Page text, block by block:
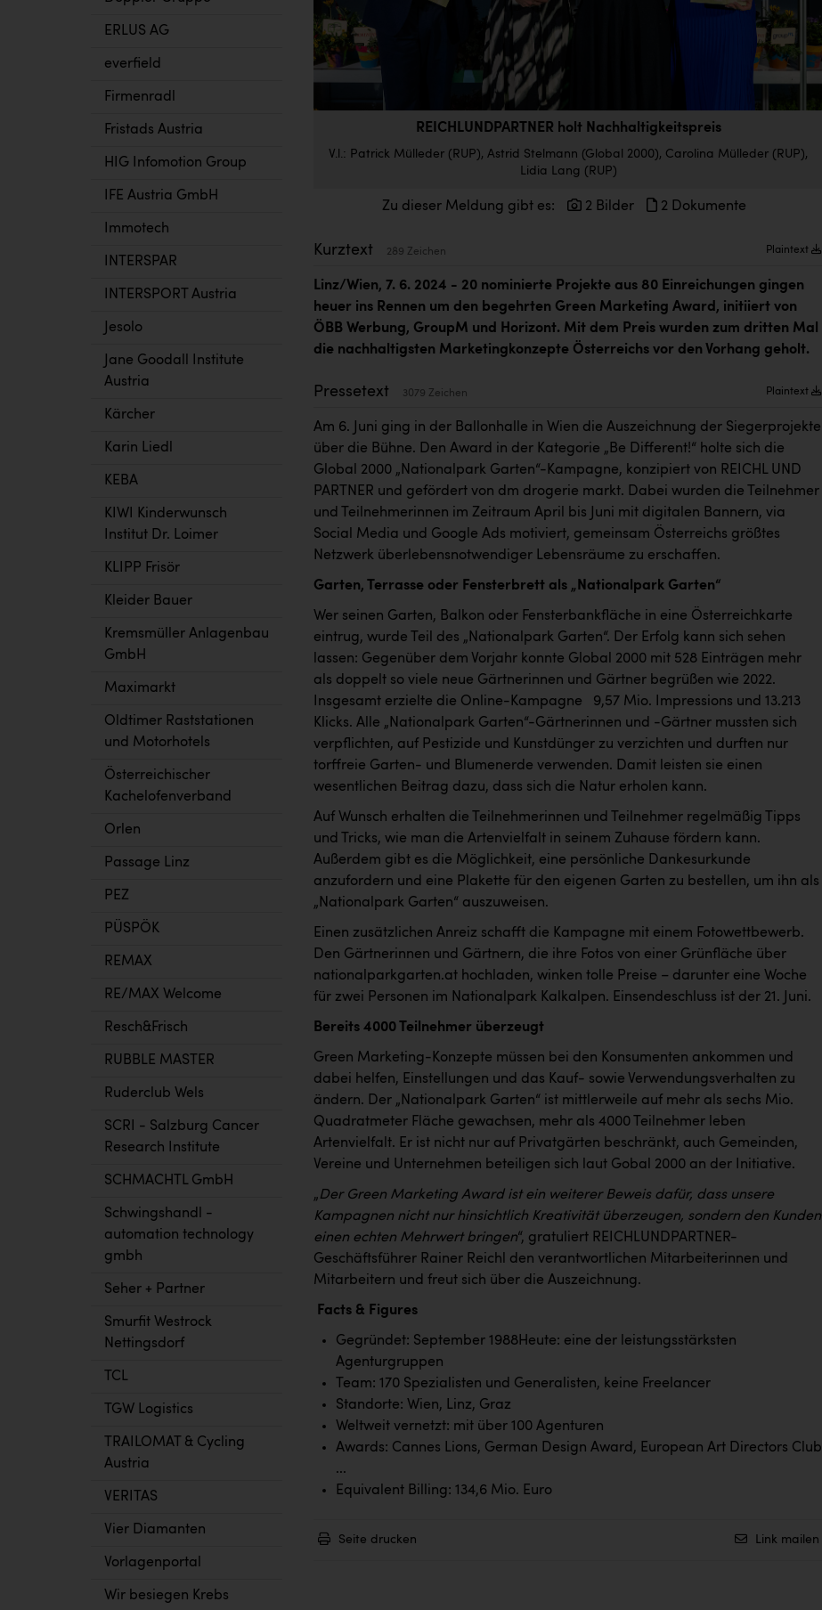
ERLUS AG
everfield
Firmenradl
Fristads Austria
HIG Infomotion Group
IFE Austria GmbH
Immotech
INTERSPAR
INTERSPORT Austria
Jesolo
Jane Goodall Institute
Austria
Kärcher
Karin Liedl
KEBA
KIWI Kinderwunsch
Institut Dr. Loimer
KLIPP Frisör
Kleider Bauer
Kremsmüller Anlagenbau
GmbH
Maximarkt
Oldtimer Raststationen
und Motorhotels
Österreichischer
Kachelofenverband
Orlen
Passage Linz
PEZ
PÜSPÖK
REMAX
RE/MAX Welcome
Resch&Frisch
RUBBLE MASTER
Ruderclub Wels
SCRI - Salzburg Cancer
Research Institute
SCHMACHTL GmbH
Schwingshandl -
automation technology
gmbh
Seher + Partner
Smurfit Westrock
Nettingsdorf
TCL
TGW Logistics
TRAILOMAT & Cycling
Austria
VERITAS
Vier Diamanten
Vorlagenportal
Wir besiegen Krebs
REICHLUNDPARTNER holt Nachhaltigkeitspreis
V.l.: Patrick Mülleder (RUP), Astrid Stelmann (Global 2000), Carolina Mülleder (RUP),
Lidia Lang (RUP)
Zu dieser Meldung gibt es: 2 Bilder 2 Dokumente
Kurztext 289 Zeichen Plaintext
Linz/Wien, 7. 6. 2024 - 20 nominierte Projekte aus 80 Einreichungen gingen
heuer ins Rennen um den begehrten Green Marketing Award, initiiert von
ÖBB Werbung, GroupM und Horizont. Mit dem Preis wurden zum dritten Mal
die nachhaltigsten Marketingkonzepte Österreichs vor den Vorhang geholt.
Pressetext 3079 Zeichen Plaintext
Am 6. Juni ging in der Ballonhalle in Wien die Auszeichnung der Siegerprojekte
über die Bühne. Den Award in der Kategorie „Be Different!“ holte sich die
Global 2000 „Nationalpark Garten“-Kampagne, konzipiert von REICHL UND
PARTNER und gefördert von dm drogerie markt. Dabei wurden die Teilnehmer
und Teilnehmerinnen im Zeitraum April bis Juni mit digitalen Bannern, via
Social Media und Google Ads motiviert, gemeinsam Österreichs größtes
Netzwerk überlebensnotwendiger Lebensräume zu erschaffen.
Garten, Terrasse oder Fensterbrett als „Nationalpark Garten“
Wer seinen Garten, Balkon oder Fensterbankfläche in eine Österreichkarte
eintrug, wurde Teil des „Nationalpark Garten“. Der Erfolg kann sich sehen
lassen: Gegenüber dem Vorjahr konnte Global 2000 mit 528 Einträgen mehr
als doppelt so viele neue Gärtnerinnen und Gärtner begrüßen wie 2022.
Insgesamt erzielte die Online-Kampagne 9,57 Mio. Impressions und 13.213
Klicks. Alle „Nationalpark Garten“-Gärtnerinnen und -Gärtner mussten sich
verpflichten, auf Pestizide und Kunstdünger zu verzichten und durften nur
torffreie Garten- und Blumenerde verwenden. Damit leisten sie einen
wesentlichen Beitrag dazu, dass sich die Natur erholen kann.
Auf Wunsch erhalten die Teilnehmerinnen und Teilnehmer regelmäßig Tipps
und Tricks, wie man die Artenvielfalt in seinem Zuhause fördern kann.
Außerdem gibt es die Möglichkeit, eine persönliche Dankesurkunde
anzufordern und eine Plakette für den eigenen Garten zu bestellen, um ihn als
„Nationalpark Garten“ auszuweisen.
Einen zusätzlichen Anreiz schafft die Kampagne mit einem Fotowettbewerb.
Den Gärtnerinnen und Gärtnern, die ihre Fotos von einer Grünfläche über
nationalparkgarten.at hochladen, winken tolle Preise – darunter eine Woche
für zwei Personen im Nationalpark Kalkalpen. Einsendeschluss ist der 21. Juni.
Bereits 4000 Teilnehmer überzeugt
Green Marketing-Konzepte müssen bei den Konsumenten ankommen und
dabei helfen, Einstellungen und das Kauf- sowie Verwendungsverhalten zu
ändern. Der „Nationalpark Garten“ ist mittlerweile auf mehr als sechs Mio.
Quadratmeter Fläche gewachsen, mehr als 4000 Teilnehmer leben
Artenvielfalt. Er ist nicht nur auf Privatgärten beschränkt, auch Gemeinden,
Vereine und Unternehmen beteiligen sich laut Gobal 2000 an der Initiative.
„Der Green Marketing Award ist ein weiterer Beweis dafür, dass unsere
Kampagnen nicht nur hinsichtlich Kreativität überzeugen, sondern den Kunden
einen echten Mehrwert bringen“, gratuliert REICHLUNDPARTNER-
Geschäftsführer Rainer Reichl den verantwortlichen Mitarbeiterinnen und
Mitarbeitern und freut sich über die Auszeichnung.
Facts & Figures
Gegründet: September 1988Heute: eine der leistungsstärksten
Agenturgruppen
Team: 170 Spezialisten und Generalisten, keine Freelancer
Standorte: Wien, Linz, Graz
Weltweit vernetzt: mit über 100 Agenturen
Awards: Cannes Lions, German Design Award, European Art Directors Club
...
Equivalent Billing: 134,6 Mio. Euro
Seite drucken Link mailen